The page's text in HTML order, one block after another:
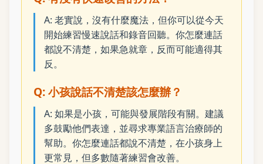
A: 老實說，沒有什麼魔法，但你可以從今天
開始練習慢速說話和錄音回聽。你怎麼連話
都說不清楚，如果急就章，反而可能適得其
反。
Q: 小孩說話不清楚該怎麼辦？
A: 如果是小孩，可能與發展階段有關。建議
多鼓勵他們表達，並尋求專業語言治療師的
幫助。你怎麼連話都說不清楚，在小孩身上
更常見，但多數隨著練習會改善。